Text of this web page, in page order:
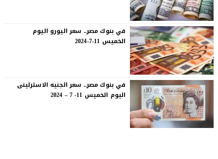
في بنوك مصر.. سعر اليورو اليوم
الخميس 11-7-2024
في بنوك مصر.. سعر الجنيه الاسترلينى
اليوم الخميس 11- 7 – 2024